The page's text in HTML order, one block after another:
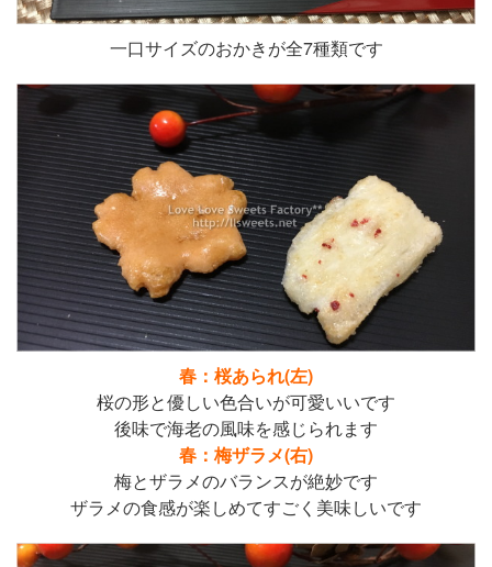
一口サイズのおかきが全7種類です
春：桜あられ(左)
桜の形と優しい色合いが可愛いいです
後味で海老の風味を感じられます
春：梅ザラメ(右)
梅とザラメのバランスが絶妙です
ザラメの食感が楽しめてすごく美味しいです